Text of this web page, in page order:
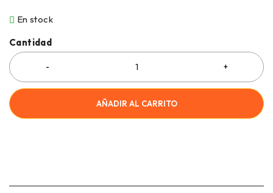
En stock
Cantidad
AÑADIR AL CARRITO